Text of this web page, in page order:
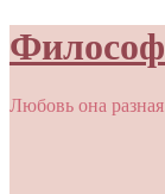
Любовь она